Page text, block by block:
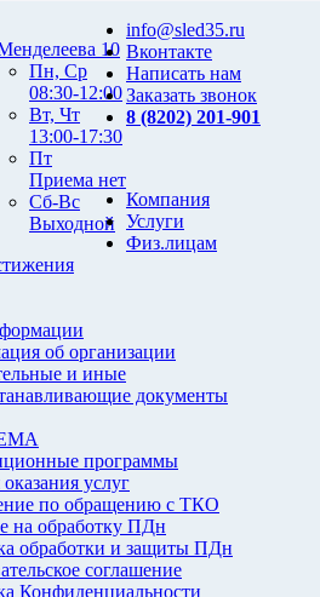
10
Пн, Ср
08:30-12:00
Вт, Чт
13:00-17:30
Пт
Приема нет
Сб-Вс
Выходной
info@sled35.ru
Вконтакте
Написать нам
Заказать звонок
8 (8202) 201-901
Компания
об организации
и иные
документы
программы
услуг
по обращению с ТКО
на обработку ПДн
обработки и защиты ПДн
соглашение
Конфиденциальности
Услуги
Физ.лицам